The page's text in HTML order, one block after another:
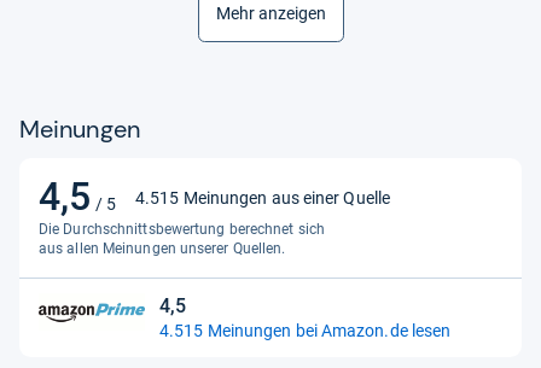
LED
Display-Technologie
Display-Typ led
Empfohlene Verw.bereiche Für
Produkt
notfall, outdoor-aktivitäten,
reisen
Mehr anzeigen
Meinungen
4,5 / 5
4,5
von
5
Sternen
4.515 Meinungen aus einer Quelle
Die Durchschnittsbewertung berechnet sich
aus allen Meinungen unserer Quellen.
4,5
4,5
von
4.515 Meinungen bei Amazon.de lesen